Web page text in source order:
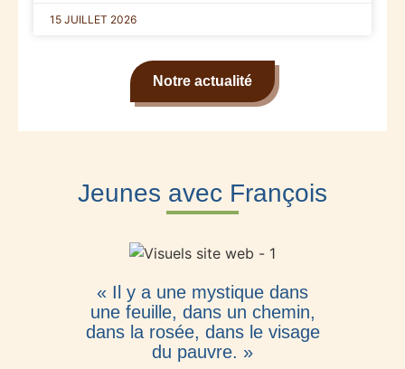
15 JUILLET 2026
Notre actualité
Jeunes avec François
« Il y a une mystique dans
une feuille, dans un chemin,
dans la rosée, dans le visage
du pauvre. »